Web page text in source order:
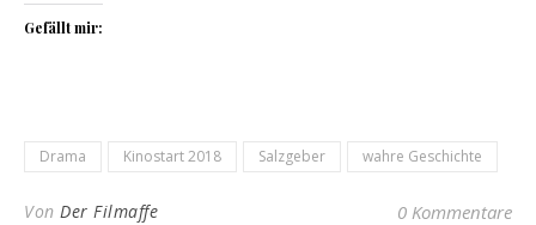
Gefällt mir:
Drama Kinostart 2018 Salzgeber wahre Geschichte
Von Der Filmaffe 0 Kommentare